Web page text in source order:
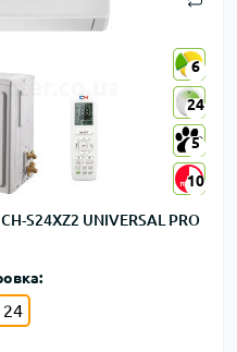
6
24
5
10
6
24
5
10
S24XZ2 UNIVERSAL PRO
24